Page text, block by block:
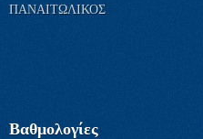
ΠΑΝΑΙΤΩΛΙΚΟΣ
Βαθμολογίες